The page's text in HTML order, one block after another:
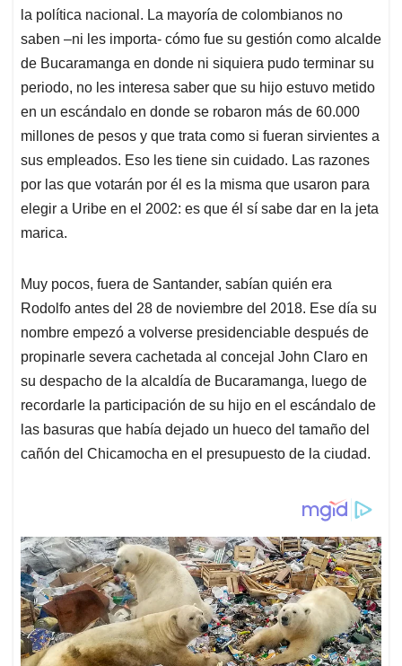
la política nacional. La mayoría de colombianos no
saben –ni les importa- cómo fue su gestión como alcalde
de Bucaramanga en donde ni siquiera pudo terminar su
periodo, no les interesa saber que su hijo estuvo metido
en un escándalo en donde se robaron más de 60.000
millones de pesos y que trata como si fueran sirvientes a
sus empleados. Eso les tiene sin cuidado. Las razones
por las que votarán por él es la misma que usaron para
elegir a Uribe en el 2002: es que él sí sabe dar en la jeta
marica.
Muy pocos, fuera de Santander, sabían quién era
Rodolfo antes del 28 de noviembre del 2018. Ese día su
nombre empezó a volverse presidenciable después de
propinarle severa cachetada al concejal John Claro en
su despacho de la alcaldía de Bucaramanga, luego de
recordarle la participación de su hijo en el escándalo de
las basuras que había dejado un hueco del tamaño del
cañón del Chicamocha en el presupuesto de la ciudad.